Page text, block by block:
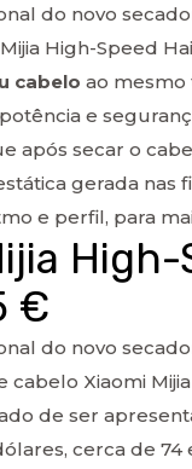
do novo
High-Speed
cabelo ao mesmo
e
após secar o
gerada nas
e perfil, para
€
do novo
cabelo Xiaomi
de ser
cerca de 74